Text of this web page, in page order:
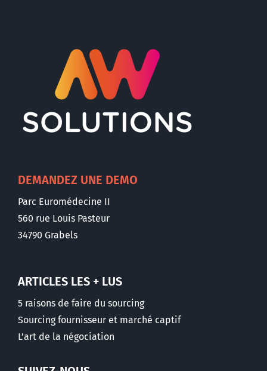
DEMANDEZ UNE DEMO
Parc Euromédecine II
560 rue Louis Pasteur
34790 Grabels
ARTICLES LES + LUS
5 raisons de faire du sourcing
Sourcing fournisseur et marché captif
L’art de la négociation